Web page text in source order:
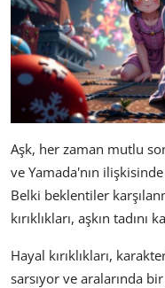
Aşk, her zaman mutlu
ve Yamada'nın
Belki beklentiler
kırıklıkları, aşkın tadını
Hayal kırıklıkları,
sarsıyor ve aralarında